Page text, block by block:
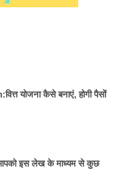
योजना कैसे बनाएं, होगी पैसों
आपको इस लेख के माध्यम से कुछ